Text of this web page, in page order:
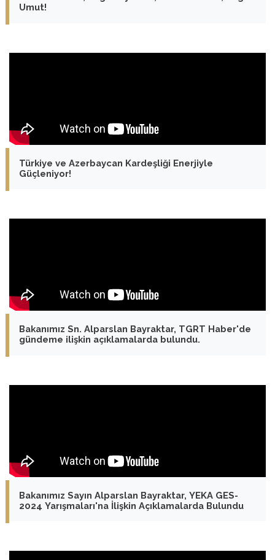
Umut!
Türkiye ve Azerbaycan Kardeşliği Enerjiyle
Güçleniyor!
Bakanımız Sn. Alparslan Bayraktar, TGRT Haber'de
gündeme ilişkin açıklamalarda bulundu.
Bakanımız Sayın Alparslan Bayraktar, YEKA GES-
2024 Yarışmaları'na İlişkin Açıklamalarda Bulundu